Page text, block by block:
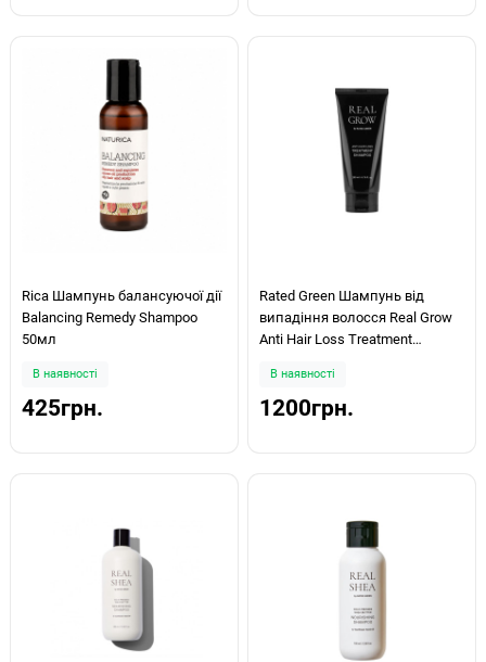
Rica Шампунь балансуючої дії
Balancing Remedy Shampoo
50мл
В наявності
425грн.
Rated Green Шампунь від
випадіння волосся Real Grow
Anti Hair Loss Treatment
В наявності
1200грн.